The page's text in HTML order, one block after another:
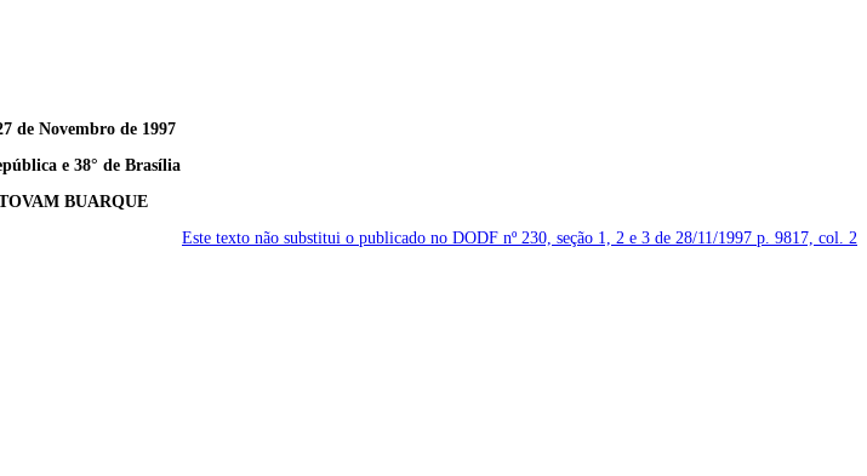
de Novembro de 1997
e 38° de Brasília
BUARQUE
Este texto não substitui o publicado no DODF nº 230, seção 1, 2 e 3 de 28/11/1997 p. 9817, col. 2